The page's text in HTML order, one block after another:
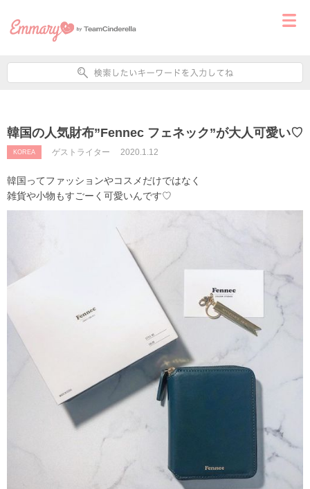
韓国の人気財布”Fennec フェネック”が大人可愛い♡
KOREA ゲストライター 2020.1.12
韓国ってファッションやコスメだけではなく
雑貨や小物もすごーく可愛いんです♡